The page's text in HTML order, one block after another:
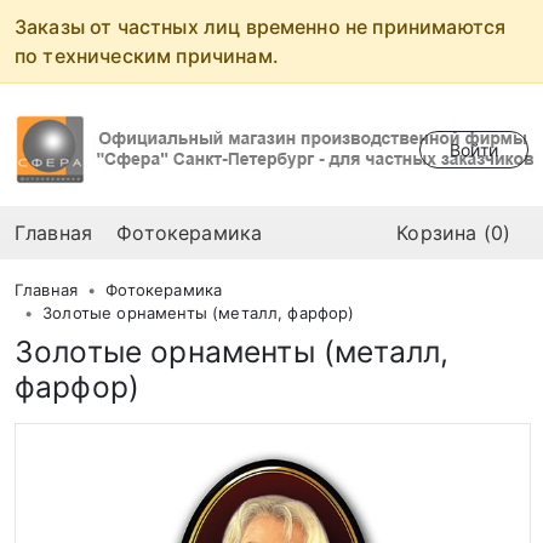
Заказы от частных лиц временно не принимаются
по техническим причинам.
Войти
Главная Фотокерамика Корзина (0)
Главная
Фотокерамика
Золотые орнаменты (металл, фарфор)
Золотые орнаменты (металл,
фарфор)